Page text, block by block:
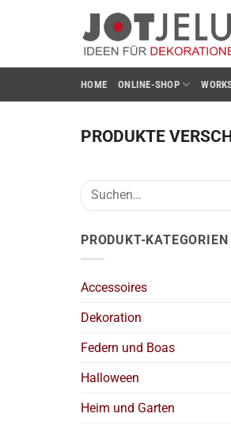
HOME ONLINE-SHOP
PRODUKTE
Suchen
PRODUKT-KATEGORIEN
Accessoires
Dekoration
Federn und Boas
Halloween
Heim und Garten